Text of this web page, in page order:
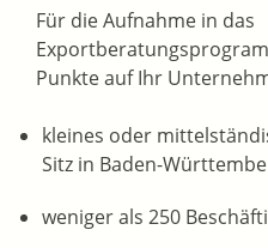
Für die Aufnahme in das
Punkte auf Ihr
kleines oder
Sitz in Baden-
weniger als 250